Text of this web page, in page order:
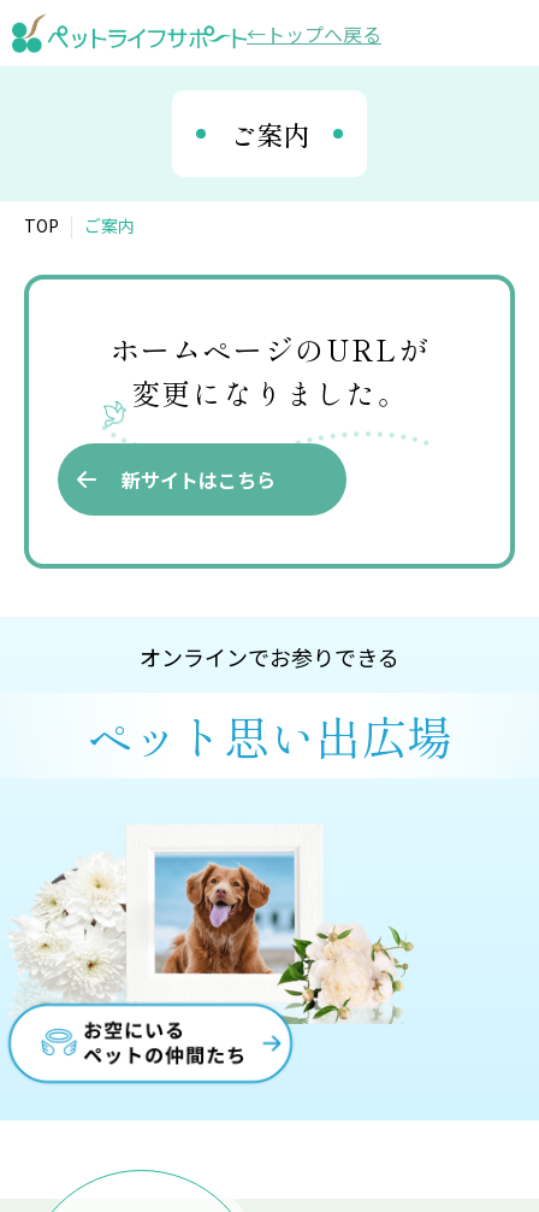
ペ
思
い
トップへ戻る
ご案内
TOP ご案内
ホームページのURLが
変更になりました。
新サイトはこちら
オンラインでお参りできる
ペット思い出広場